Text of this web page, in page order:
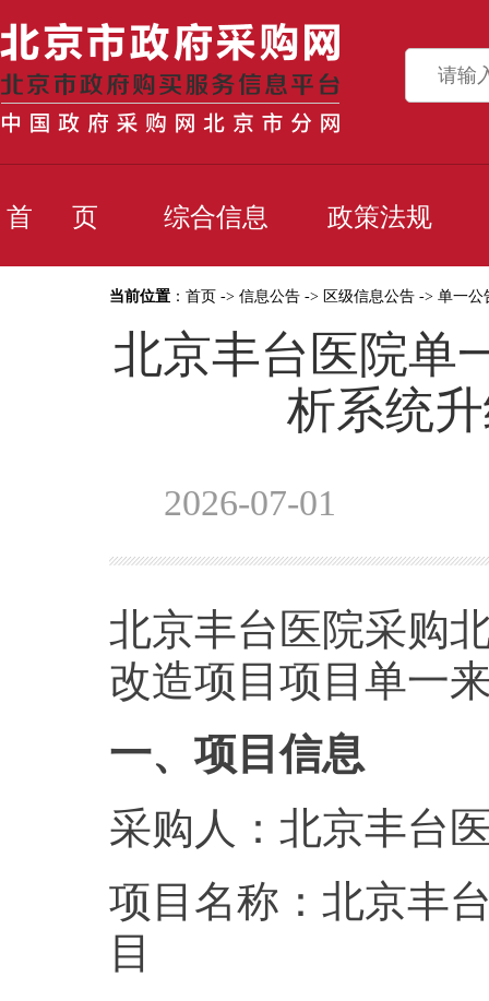
首 页 综合信息 政策法规
当前位置 ： 首页 -> 信息公告 -> 区级信息公告 -> 单一公
北京丰台医院单
析系统
2026-07-01
北京丰台医院采购
改造项目项目单一
一、项目信息
采购人：北京丰台
项目名称：北京丰
目